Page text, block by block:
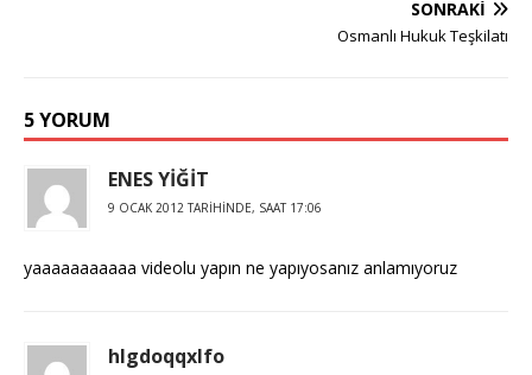
SONRAKI
Osmanlı Hukuk Teşkilatı
5 YORUM
ENES YİĞİT
9 OCAK 2012 TARIHINDE, SAAT 17:06
yaaaaaaaaaaa videolu yapın ne yapıyosanız anlamıyoruz
hlgdoqqxlfo